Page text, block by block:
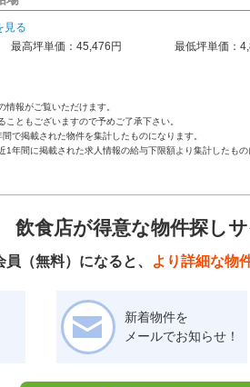
見る
最高坪単価：45,476円 最低坪単価：
情報がご覧いただけます。
ともございますので予めご了承下さい。
で掲載された物件を集計したものになります。
年間に掲載された求人情報の給与下限額より集計したもの
飲食店が得意な物件探しサ
（無料）になると、 より詳細な物
新着物件を
メールでお知らせ！